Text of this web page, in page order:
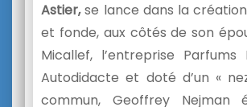
Astier,se lance dans la
et fonde, aux côtés de son
Micallef, l’entreprise Parfums
Autodidacte et doté d’un «
commun, Geoffrey Nejman